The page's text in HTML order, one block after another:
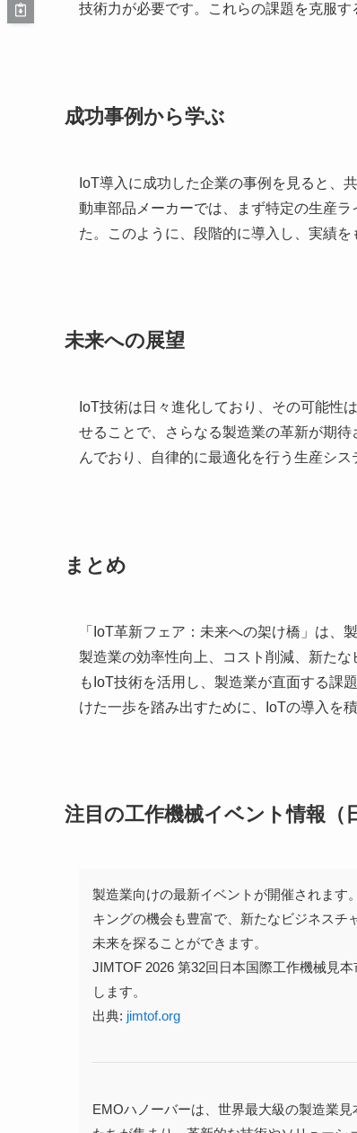
技術力が必要です。これらの課題を克服
成功事例から学ぶ
IoT導入に成功した企業の事例を見ると、
動車部品メーカーでは、まず特定の生産
た。このように、段階的に導入し、実績
未来への展望
IoT技術は日々進化しており、その可能性
せることで、さらなる製造業の革新が期
んでおり、自律的に最適化を行う生産シス
まとめ
「IoT革新フェア：未来への架け橋」は、
製造業の効率性向上、コスト削減、新た
もIoT技術を活用し、製造業が直面する課
けた一歩を踏み出すために、IoTの導入を
注目の工作機械イベント情報（
製造業向けの最新イベントが開催されます
キングの機会も豊富で、新たなビジネス
未来を探ることができます。
JIMTOF 2026 第32回日本国際工作機械見
します。
出典: jimtof.org
EMOハノーバーは、世界最大級の製造業